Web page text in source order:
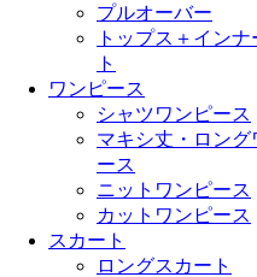
プルオーバー
トップス＋インナ
ト
ワンピース
シャツワンピース
マキシ丈・ロング
ース
ニットワンピース
カットワンピース
スカート
ロングスカート